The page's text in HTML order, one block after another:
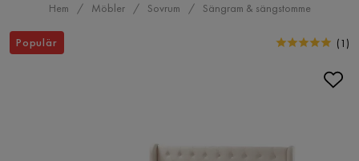
Hem Möbler Sovrum Sängram & sängstomme
Populär (1 )